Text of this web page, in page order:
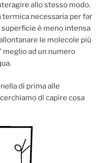
allo stesso modo.
termica necessaria per far
superficie è meno intensa
le molecole più
meglio ad un numero
di prima alle
di capire cosa